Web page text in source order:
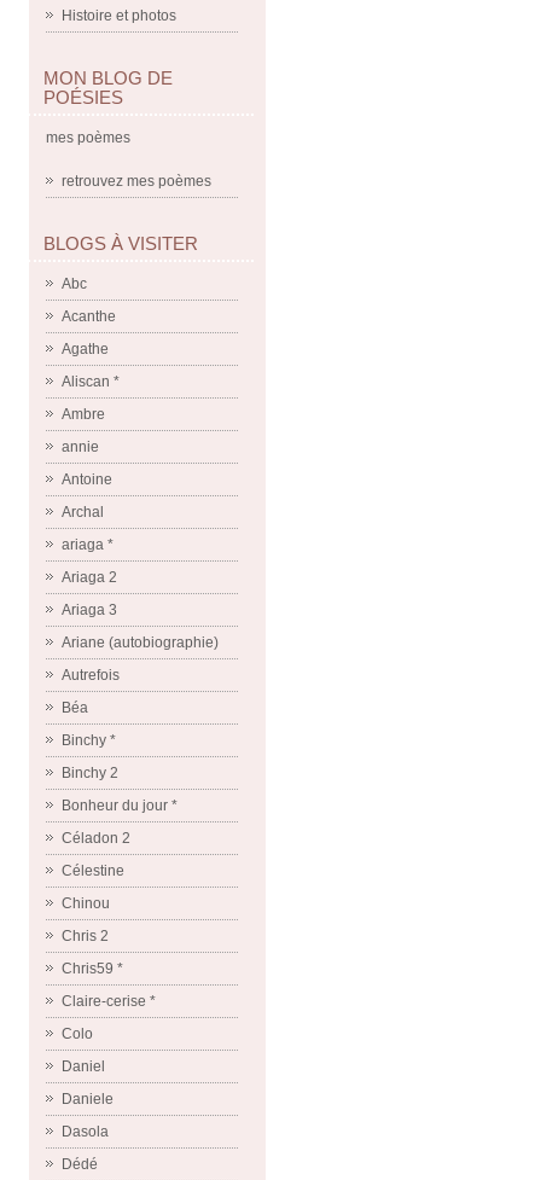
Histoire et photos
MON BLOG DE
POÉSIES
mes poèmes
retrouvez mes poèmes
BLOGS À VISITER
Abc
Acanthe
Agathe
Aliscan *
Ambre
annie
Antoine
Archal
ariaga *
Ariaga 2
Ariaga 3
Ariane (autobiographie)
Autrefois
Béa
Binchy *
Binchy 2
Bonheur du jour *
Céladon 2
Célestine
Chinou
Chris 2
Chris59 *
Claire-cerise *
Colo
Daniel
Daniele
Dasola
Dédé